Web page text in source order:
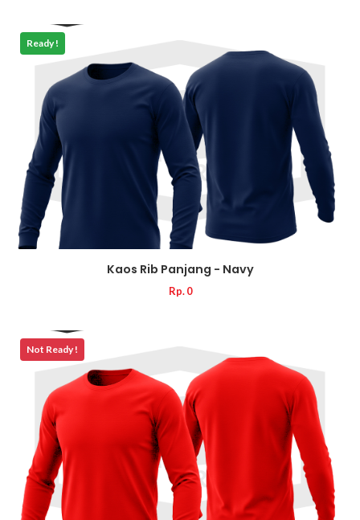
Ready !
Kaos Rib Panjang - Navy
Rp. 0
Not Ready !